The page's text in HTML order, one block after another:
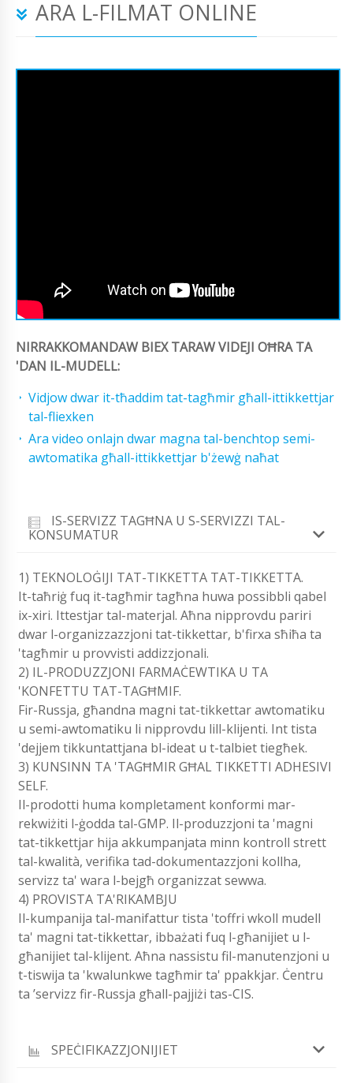
ARA L-FILMAT ONLINE
NIRRAKKOMANDAW BIEX TARAW VIDEJI OĦRA TA
'DAN IL-MUDELL:
Vidjow dwar it-tħaddim tat-tagħmir għall-ittikkettjar
tal-fliexken
Ara video onlajn dwar magna tal-benchtop semi-
awtomatika għall-ittikkettjar b'żewġ naħat
IS-SERVIZZ TAGĦNA U S-SERVIZZI TAL-
KONSUMATUR
1) TEKNOLOĠIJI TAT-TIKKETTA TAT-TIKKETTA.
It-taħriġ fuq it-tagħmir tagħna huwa possibbli qabel
ix-xiri. Ittestjar tal-materjal. Aħna nipprovdu pariri
dwar l-organizzazzjoni tat-tikkettar, b'firxa sħiħa ta
'tagħmir u provvisti addizzjonali.
2) IL-PRODUZZJONI FARMAĊEWTIKA U TA
'KONFETTU TAT-TAGĦMIF.
Fir-Russja, għandna magni tat-tikkettar awtomatiku
u semi-awtomatiku li nipprovdu lill-klijenti. Int tista
'dejjem tikkuntattjana bl-ideat u t-talbiet tiegħek.
3) KUNSINN TA 'TAGĦMIR GĦAL TIKKETTI ADHESIVI
SELF.
Il-prodotti huma kompletament konformi mar-
rekwiżiti l-ġodda tal-GMP. Il-produzzjoni ta 'magni
tat-tikkettjar hija akkumpanjata minn kontroll strett
tal-kwalità, verifika tad-dokumentazzjoni kollha,
servizz ta' wara l-bejgħ organizzat sewwa.
4) PROVISTA TA'RIKAMBJU
Il-kumpanija tal-manifattur tista 'toffri wkoll mudell
ta' magni tat-tikkettar, ibbażati fuq l-għanijiet u l-
għanijiet tal-klijent. Aħna nassistu fil-manutenzjoni u
t-tiswija ta 'kwalunkwe tagħmir ta' ppakkjar. Ċentru
ta ’servizz fir-Russja għall-pajjiżi tas-CIS.
SPEĊIFIKAZZJONIJIET